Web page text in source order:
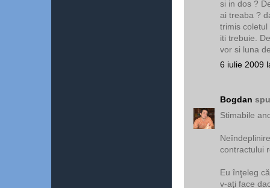
si in dos ?
ai treaba ?
trimis
iti trebuie.
vor si luna
6 iulie 2009
Bogdan
Stimabile
contractului
Eu înţeleg
v-aţi face